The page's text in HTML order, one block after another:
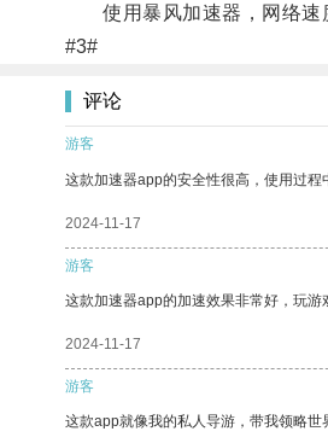
使用暴风加速器，网络速
#3#
评论
游客
这款加速器app的安全性很高，使用过程
2024-11-17
游客
这款加速器app的加速效果非常好，玩游
2024-11-17
游客
这款app就像我的私人导游，带我领略世